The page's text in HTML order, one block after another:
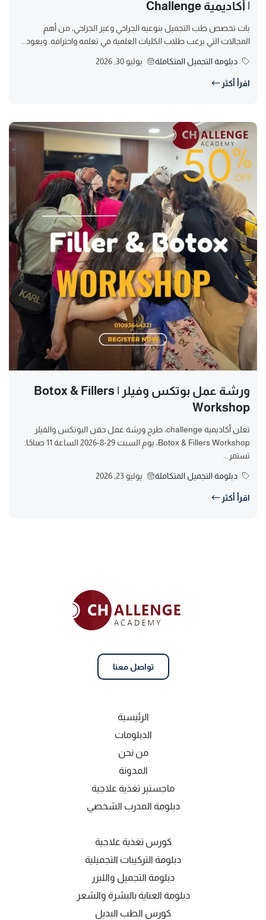
| أكاديمية Challenge
بات تخصص طب التجميل بنوعيه الجراحي وغير الجراحي، من أهم
المجالات التي يرغب طلاب الكليات العلمية في تعلمه واحترافه. ويعود...
دبلومة التجميل المتكاملة يوليو 30, 2026
اقرأ أكثر
ورشة عمل بوتكس وفيلر | Botox & Fillers
Workshop
تعلن أكاديمية challenge، طرح ورشة عمل حقن البوتكس والفيلر
Botox & Fillers Workshop، يوم السبت 29-8-2026 الساعة 11 صباحًا.
تستمر...
دبلومة التجميل المتكاملة يوليو 23, 2026
اقرأ أكثر
تواصل معنا
الرئيسية
الدبلومات
من نحن
المدونة
ماجستير تغذية علاجية
دبلومة المدرب الشخصي
كورس تغذية علاجية
دبلومة التركيبات التجميلية
دبلومة التجميل والليزر
دبلومة العناية بالبشرة والشعر
كورس الطب البديل